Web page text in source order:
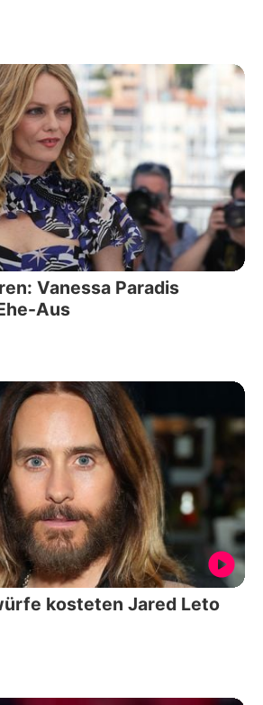
Vanessa Paradis
Aus
kosteten Jared Leto